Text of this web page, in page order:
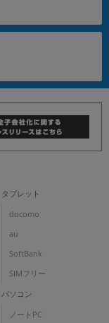
タブレット
docomo
au
SoftBank
SIMフリー
パソコン
ノートPC